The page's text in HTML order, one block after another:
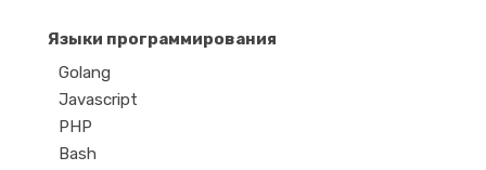
Языки программирования
Golang
Javascript
PHP
Bash